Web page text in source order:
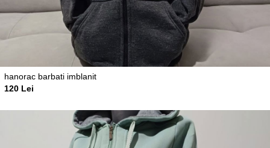
hanorac barbati imblanit
120 Lei